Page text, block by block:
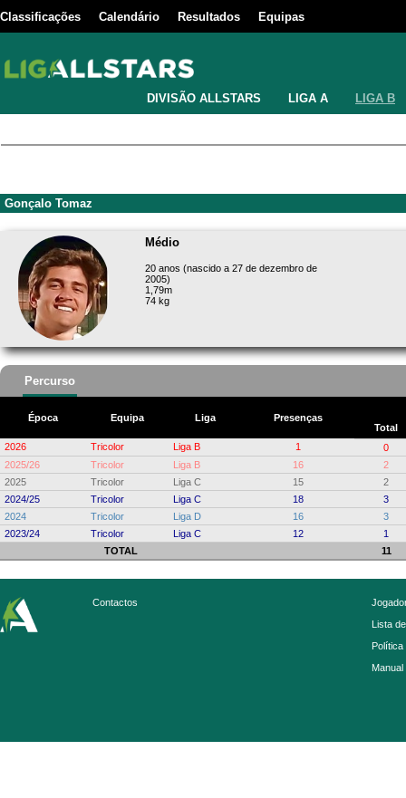
Classificações Calendário Resultados Equipas
DIVISÃO ALLSTARS LIGA A LIGA B
Gonçalo Tomaz
Médio
20 anos (nascido a 27 de dezembro de
2005)
1,79m
74 kg
Percurso
Época Equipa Liga
Presenças
Total
2026
Tricolor Liga B 1
0
2025/26
Tricolor Liga B 16
2
2025
Tricolor Liga C 15
2
2024/25
Tricolor Liga C 18
3
2024
Tricolor Liga D 16
3
2023/24
Tricolor Liga C 12
1
TOTAL
11
Contactos
Lista
Política